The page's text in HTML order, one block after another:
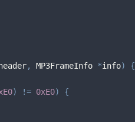
header, MP3FrameInfo *info)
{
) != 0xE0)
{